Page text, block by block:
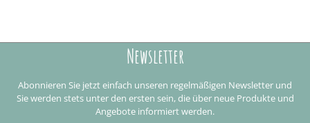
Newsletter
Abonnieren Sie jetzt einfach unseren regelmäßigen Newsletter und
Sie werden stets unter den ersten sein, die über neue Produkte und
Angebote informiert werden.